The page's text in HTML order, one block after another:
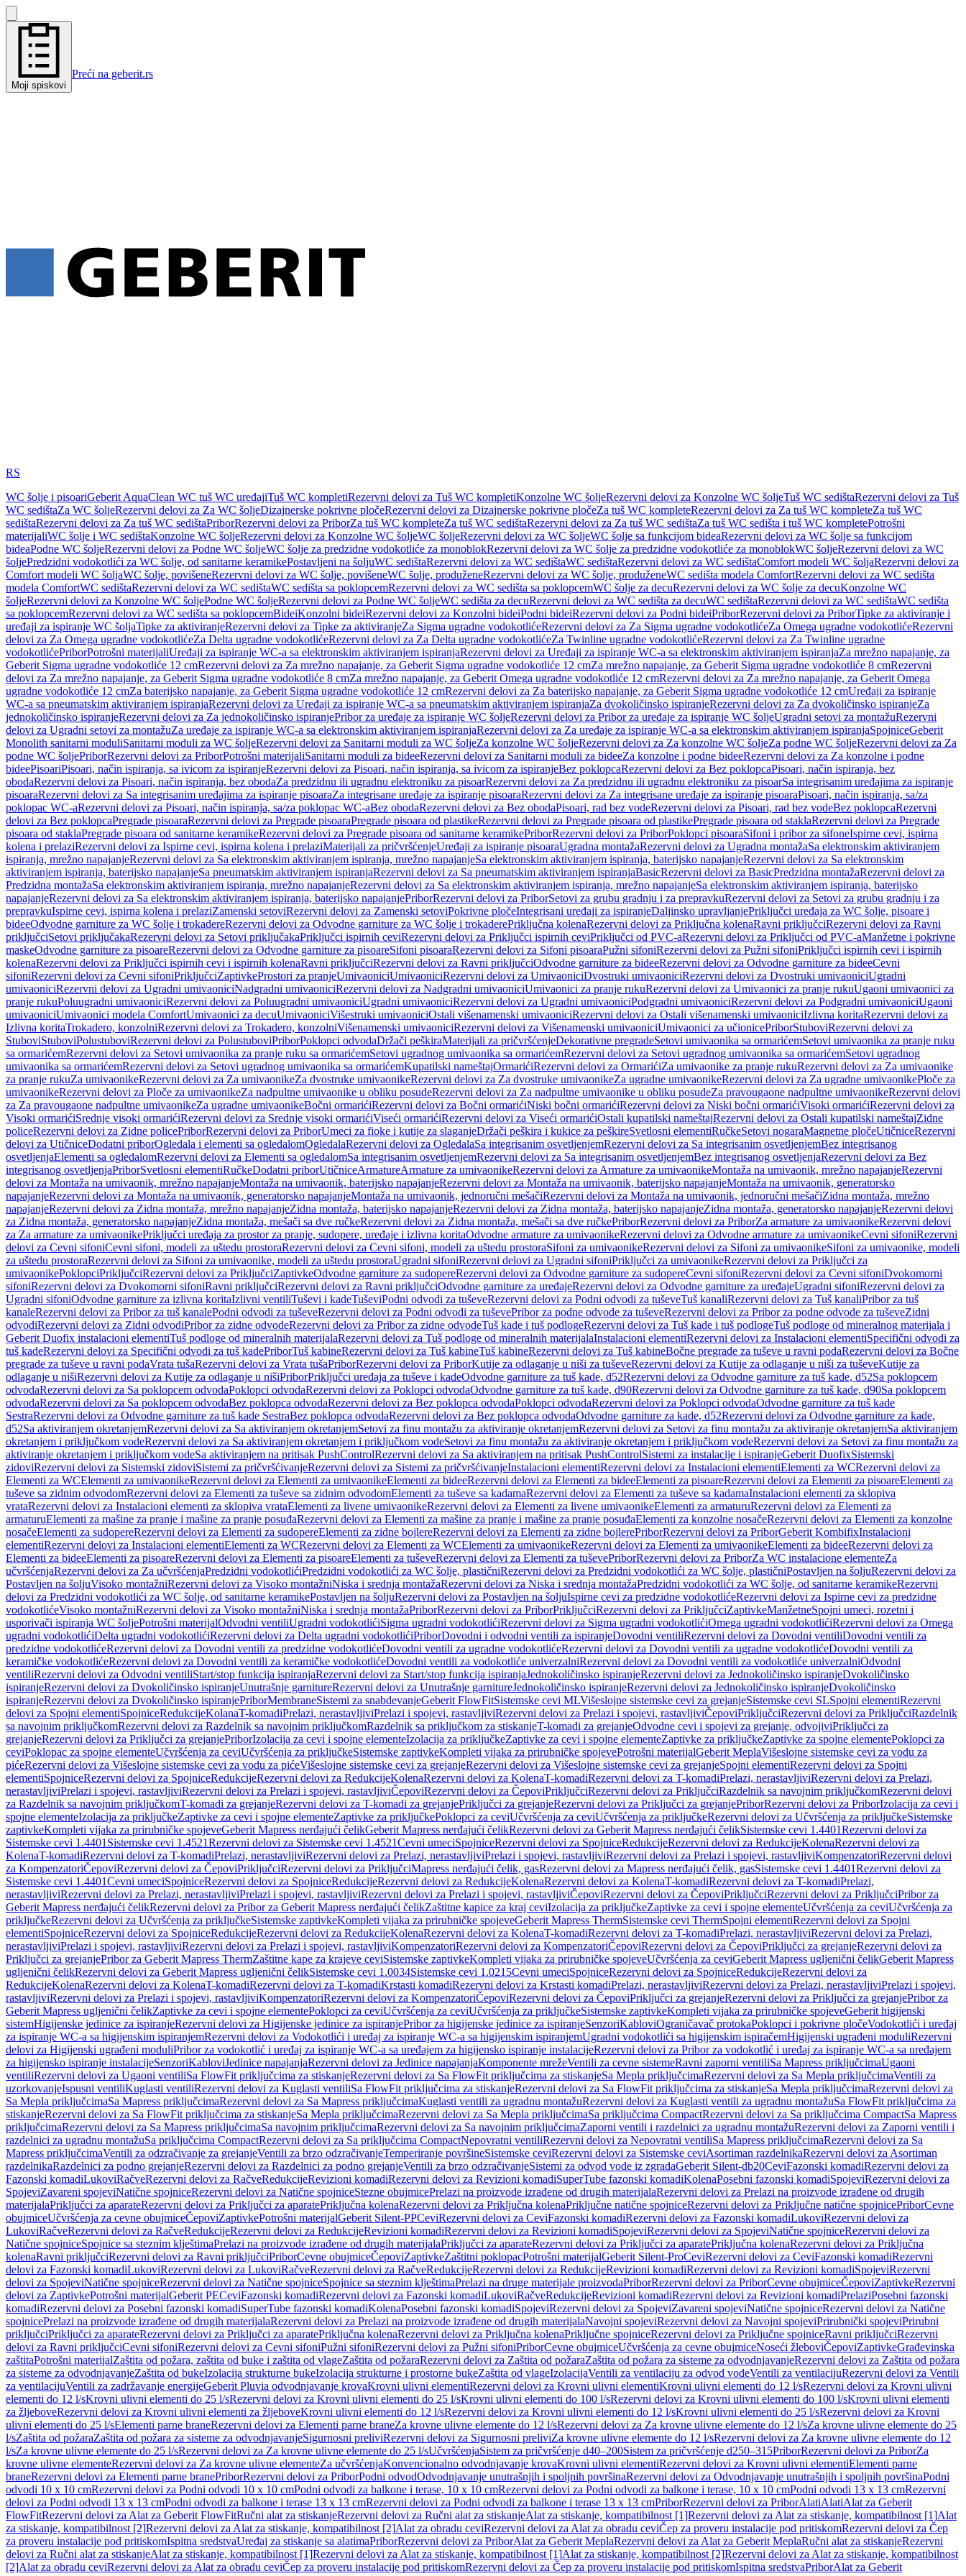
Moji spiskovi
Preći na geberit.rs
RS
WC šolje i pisoariGeberit AquaClean WC tuš WC uređajiTuš WC kompletiRezervni delovi za Tuš WC kompletiKonzolne WC šoljeRezervni delovi za Konzolne WC šoljeTuš WC sedištaRezervni delovi za Tuš
WC sedištaZa WC šoljeRezervni delovi za Za WC šoljeDizajnerske pokrivne pločeRezervni delovi za Dizajnerske pokrivne pločeZa tuš WC kompleteRezervni delovi za Za tuš WC kompleteZa tuš WC
sedištaRezervni delovi za Za tuš WC sedištaPriborRezervni delovi za PriborZa tuš WC kompleteZa tuš WC sedištaRezervni delovi za Za tuš WC sedištaZa tuš WC sedišta i tuš WC kompletePotrošni
materijaliWC šolje i WC sedištaKonzolne WC šoljeRezervni delovi za Konzolne WC šoljeWC šoljeRezervni delovi za WC šoljeWC šolje sa funkcijom bideaRezervni delovi za WC šolje sa funkcijom
bideaPodne WC šoljeRezervni delovi za Podne WC šoljeWC šolje za predzidne vodokotliće za monoblokRezervni delovi za WC šolje za predzidne vodokotliće za monoblokWC šoljeRezervni delovi za WC
šoljePredzidni vodokotlići za WC šolje, od sanitarne keramikePostavljeni na šoljuWC sedištaRezervni delovi za WC sedištaWC sedištaRezervni delovi za WC sedištaComfort modeli WC šoljaRezervni delovi za
Comfort modeli WC šoljaWC šolje, povišeneRezervni delovi za WC šolje, povišeneWC šolje, produženeRezervni delovi za WC šolje, produženeWC sedišta modela ComfortRezervni delovi za WC sedišta
modela ComfortWC sedištaRezervni delovi za WC sedištaWC sedišta sa poklopcemRezervni delovi za WC sedišta sa poklopcemWC šolje za decuRezervni delovi za WC šolje za decuKonzolne WC
šoljeRezervni delovi za Konzolne WC šoljePodne WC šoljeRezervni delovi za Podne WC šoljeWC sedišta za decuRezervni delovi za WC sedišta za decuWC sedištaRezervni delovi za WC sedištaWC sedišta
sa poklopcemRezervni delovi za WC sedišta sa poklopcemBideiKonzolni bideiRezervni delovi za Konzolni bideiPodni bideiRezervni delovi za Podni bideiPriborRezervni delovi za PriborTipke za aktiviranje i
uređaji za ispiranje WC šoljaTipke za aktiviranjeRezervni delovi za Tipke za aktiviranjeZa Sigma ugradne vodokotlićeRezervni delovi za Za Sigma ugradne vodokotlićeZa Omega ugradne vodokotlićeRezervni
delovi za Za Omega ugradne vodokotlićeZa Delta ugradne vodokotlićeRezervni delovi za Za Delta ugradne vodokotlićeZa Twinline ugradne vodokotlićeRezervni delovi za Za Twinline ugradne
vodokotlićePriborPotrošni materijaliUređaji za ispiranje WC-a sa elektronskim aktiviranjem ispiranjaRezervni delovi za Uređaji za ispiranje WC-a sa elektronskim aktiviranjem ispiranjaZa mrežno napajanje, za
Geberit Sigma ugradne vodokotliće 12 cmRezervni delovi za Za mrežno napajanje, za Geberit Sigma ugradne vodokotliće 12 cmZa mrežno napajanje, za Geberit Sigma ugradne vodokotliće 8 cmRezervni
delovi za Za mrežno napajanje, za Geberit Sigma ugradne vodokotliće 8 cmZa mrežno napajanje, za Geberit Omega ugradne vodokotliće 12 cmRezervni delovi za Za mrežno napajanje, za Geberit Omega
ugradne vodokotliće 12 cmZa baterijsko napajanje, za Geberit Sigma ugradne vodokotliće 12 cmRezervni delovi za Za baterijsko napajanje, za Geberit Sigma ugradne vodokotliće 12 cmUređaji za ispiranje
WC-a sa pneumatskim aktiviranjem ispiranjaRezervni delovi za Uređaji za ispiranje WC-a sa pneumatskim aktiviranjem ispiranjaZa dvokoličinsko ispiranjeRezervni delovi za Za dvokoličinsko ispiranjeZa
jednokoličinsko ispiranjeRezervni delovi za Za jednokoličinsko ispiranjePribor za uređaje za ispiranje WC šoljeRezervni delovi za Pribor za uređaje za ispiranje WC šoljeUgradni setovi za montažuRezervni
delovi za Ugradni setovi za montažuZa uređaje za ispiranje WC-a sa elektronskim aktiviranjem ispiranjaRezervni delovi za Za uređaje za ispiranje WC-a sa elektronskim aktiviranjem ispiranjaSpojniceGeberit
Monolith sanitarni moduliSanitarni moduli za WC šoljeRezervni delovi za Sanitarni moduli za WC šoljeZa konzolne WC šoljeRezervni delovi za Za konzolne WC šoljeZa podne WC šoljeRezervni delovi za Za
podne WC šoljePriborRezervni delovi za PriborPotrošni materijaliSanitarni moduli za bideeRezervni delovi za Sanitarni moduli za bideeZa konzolne i podne bideeRezervni delovi za Za konzolne i podne
bideePisoariPisoari, način ispiranja, sa ivicom za ispiranjeRezervni delovi za Pisoari, način ispiranja, sa ivicom za ispiranjeBez poklopcaRezervni delovi za Bez poklopcaPisoari, način ispiranja, bez
obodaRezervni delovi za Pisoari, način ispiranja, bez obodaZa predzidnu ili ugradnu elektroniku za pisoarRezervni delovi za Za predzidnu ili ugradnu elektroniku za pisoarSa integrisanim uređajima za ispiranje
pisoaraRezervni delovi za Sa integrisanim uređajima za ispiranje pisoaraZa integrisane uređaje za ispiranje pisoaraRezervni delovi za Za integrisane uređaje za ispiranje pisoaraPisoari, način ispiranja, sa/za
poklopac WC-aRezervni delovi za Pisoari, način ispiranja, sa/za poklopac WC-aBez obodaRezervni delovi za Bez obodaPisoari, rad bez vodeRezervni delovi za Pisoari, rad bez vodeBez poklopcaRezervni
delovi za Bez poklopcaPregrade pisoaraRezervni delovi za Pregrade pisoaraPregrade pisoara od plastikeRezervni delovi za Pregrade pisoara od plastikePregrade pisoara od staklaRezervni delovi za Pregrade
pisoara od staklaPregrade pisoara od sanitarne keramikeRezervni delovi za Pregrade pisoara od sanitarne keramikePriborRezervni delovi za PriborPoklopci pisoaraSifoni i pribor za sifoneIspirne cevi, ispirna
kolena i prelaziRezervni delovi za Ispirne cevi, ispirna kolena i prelaziMaterijali za pričvršćenjeUređaji za ispiranje pisoaraUgradna montažaRezervni delovi za Ugradna montažaSa elektronskim aktiviranjem
ispiranja, mrežno napajanjeRezervni delovi za Sa elektronskim aktiviranjem ispiranja, mrežno napajanjeSa elektronskim aktiviranjem ispiranja, baterijsko napajanjeRezervni delovi za Sa elektronskim
aktiviranjem ispiranja, baterijsko napajanjeSa pneumatskim aktiviranjem ispiranjaRezervni delovi za Sa pneumatskim aktiviranjem ispiranjaBasicRezervni delovi za BasicPredzidna montažaRezervni delovi za
Predzidna montažaSa elektronskim aktiviranjem ispiranja, mrežno napajanjeRezervni delovi za Sa elektronskim aktiviranjem ispiranja, mrežno napajanjeSa elektronskim aktiviranjem ispiranja, baterijsko
napajanjeRezervni delovi za Sa elektronskim aktiviranjem ispiranja, baterijsko napajanjePriborRezervni delovi za PriborSetovi za grubu gradnju i za prepravkuRezervni delovi za Setovi za grubu gradnju i za
prepravkuIspirne cevi, ispirna kolena i prelaziZamenski setoviRezervni delovi za Zamenski setoviPokrivne pločeIntegrisani uređaji za ispiranjeDaljinsko upravljanjePriključci uređaja za WC šolje, pisoare i
bideeOdvodne garniture za WC šolje i trokadereRezervni delovi za Odvodne garniture za WC šolje i trokaderePriključna kolenaRezervni delovi za Priključna kolenaRavni priključciRezervni delovi za Ravni
priključciSetovi priključakaRezervni delovi za Setovi priključakaPriključci ispirnih ceviRezervni delovi za Priključci ispirnih ceviPriključci od PVC-aRezervni delovi za Priključci od PVC-aManžetne i pokrivne
maskeOdvodne garniture za pisoareRezervni delovi za Odvodne garniture za pisoareSifoni pisoaraRezervni delovi za Sifoni pisoaraPužni sifoniRezervni delovi za Pužni sifoniPriključci ispirnih cevi i ispirnih
kolenaRezervni delovi za Priključci ispirnih cevi i ispirnih kolenaRavni priključciRezervni delovi za Ravni priključciOdvodne garniture za bideeRezervni delovi za Odvodne garniture za bideeCevni
sifoniRezervni delovi za Cevni sifoniPriključciZaptivkeProstori za pranjeUmivaoniciUmivaoniciRezervni delovi za UmivaoniciDvostruki umivaoniciRezervni delovi za Dvostruki umivaoniciUgradni
umivaoniciRezervni delovi za Ugradni umivaoniciNadgradni umivaoniciRezervni delovi za Nadgradni umivaoniciUmivaonici za pranje rukuRezervni delovi za Umivaonici za pranje rukuUgaoni umivaonici za
pranje rukuPoluugradni umivaoniciRezervni delovi za Poluugradni umivaoniciUgradni umivaoniciRezervni delovi za Ugradni umivaoniciPodgradni umivaoniciRezervni delovi za Podgradni umivaoniciUgaoni
umivaoniciUmivaonici modela ComfortUmivaonici za decuUmivaoniciVišestruki umivaoniciOstali višenamenski umivaoniciRezervni delovi za Ostali višenamenski umivaoniciIzlivna koritaRezervni delovi za
Izlivna koritaTrokadero, konzolniRezervni delovi za Trokadero, konzolniVišenamenski umivaoniciRezervni delovi za Višenamenski umivaoniciUmivaonici za učionicePriborStuboviRezervni delovi za
StuboviStuboviPolustuboviRezervni delovi za PolustuboviPriborPoklopci odvodaDržači peškiraMaterijali za pričvršćenjeDekorativne pregradeSetovi umivaonika sa ormarićemSetovi umivaonika za pranje ruku
sa ormarićemRezervni delovi za Setovi umivaonika za pranje ruku sa ormarićemSetovi ugradnog umivaonika sa ormarićemRezervni delovi za Setovi ugradnog umivaonika sa ormarićemSetovi ugradnog
umivaonika sa ormarićemRezervni delovi za Setovi ugradnog umivaonika sa ormarićemKupatilski nameštajOrmarićiRezervni delovi za OrmarićiZa umivaonike za pranje rukuRezervni delovi za Za umivaonike
za pranje rukuZa umivaonikeRezervni delovi za Za umivaonikeZa dvostruke umivaonikeRezervni delovi za Za dvostruke umivaonikeZa ugradne umivaonikeRezervni delovi za Za ugradne umivaonikePloče za
umivaonikeRezervni delovi za Ploče za umivaonikeZa nadpultne umivaonike u obliku posudeRezervni delovi za Za nadpultne umivaonike u obliku posudeZa pravougaone nadpultne umivaonikeRezervni delovi
za Za pravougaone nadpultne umivaonikeZa ugradne umivaonikeBočni ormarićiRezervni delovi za Bočni ormarićiNiski bočni ormarićiRezervni delovi za Niski bočni ormarićiVisoki ormarićiRezervni delovi za
Visoki ormarićiSrednje visoki ormarićiRezervni delovi za Srednje visoki ormarićiViseći ormarićiRezervni delovi za Viseći ormarićiOstali kupatilski nameštajRezervni delovi za Ostali kupatilski nameštajZidne
policeRezervni delovi za Zidne policePriborRezervni delovi za PriborUmeci za fioke i kutije za slaganjeDržači peškira i kukice za peškireSvetlosni elementiRučkeSetovi nogaraMagnetne pločeUtičniceRezervni
delovi za UtičniceDodatni priborOgledala i elementi sa ogledalomOgledalaRezervni delovi za OgledalaSa integrisanim osvetljenjemRezervni delovi za Sa integrisanim osvetljenjemBez integrisanog
osvetljenjaElementi sa ogledalomRezervni delovi za Elementi sa ogledalomSa integrisanim osvetljenjemRezervni delovi za Sa integrisanim osvetljenjemBez integrisanog osvetljenjaRezervni delovi za Bez
integrisanog osvetljenjaPriborSvetlosni elementiRučkeDodatni priborUtičniceArmatureArmature za umivaonikeRezervni delovi za Armature za umivaonikeMontaža na umivaonik, mrežno napajanjeRezervni
delovi za Montaža na umivaonik, mrežno napajanjeMontaža na umivaonik, baterijsko napajanjeRezervni delovi za Montaža na umivaonik, baterijsko napajanjeMontaža na umivaonik, generatorsko
napajanjeRezervni delovi za Montaža na umivaonik, generatorsko napajanjeMontaža na umivaonik, jednoručni mešačiRezervni delovi za Montaža na umivaonik, jednoručni mešačiZidna montaža, mrežno
napajanjeRezervni delovi za Zidna montaža, mrežno napajanjeZidna montaža, baterijsko napajanjeRezervni delovi za Zidna montaža, baterijsko napajanjeZidna montaža, generatorsko napajanjeRezervni delovi
za Zidna montaža, generatorsko napajanjeZidna montaža, mešači sa dve ručkeRezervni delovi za Zidna montaža, mešači sa dve ručkePriborRezervni delovi za PriborZa armature za umivaonikeRezervni delovi
za Za armature za umivaonikePriključci uređaja za prostor za pranje, sudopere, uređaje i izlivna koritaOdvodne armature za umivaonikeRezervni delovi za Odvodne armature za umivaonikeCevni sifoniRezervni
delovi za Cevni sifoniCevni sifoni, modeli za uštedu prostoraRezervni delovi za Cevni sifoni, modeli za uštedu prostoraSifoni za umivaonikeRezervni delovi za Sifoni za umivaonikeSifoni za umivaonike, modeli
za uštedu prostoraRezervni delovi za Sifoni za umivaonike, modeli za uštedu prostoraUgradni sifoniRezervni delovi za Ugradni sifoniPriključci za umivaonikeRezervni delovi za Priključci za
umivaonikePoklopciPriključciRezervni delovi za PriključciZaptivkeOdvodne garniture za sudopereRezervni delovi za Odvodne garniture za sudopereCevni sifoniRezervni delovi za Cevni sifoniDvokomorni
sifoniRezervni delovi za Dvokomorni sifoniRavni priključciRezervni delovi za Ravni priključciOdvodne garniture za uređajeRezervni delovi za Odvodne garniture za uređajeUgradni sifoniRezervni delovi za
Ugradni sifoniOdvodne garniture za izlivna koritaIzlivni ventiliTuševi i kadeTuševiPodni odvodi za tuševeRezervni delovi za Podni odvodi za tuševeTuš kanaliRezervni delovi za Tuš kanaliPribor za tuš
kanaleRezervni delovi za Pribor za tuš kanalePodni odvodi za tuševeRezervni delovi za Podni odvodi za tuševePribor za podne odvode za tuševeRezervni delovi za Pribor za podne odvode za tuševeZidni
odvodiRezervni delovi za Zidni odvodiPribor za zidne odvodeRezervni delovi za Pribor za zidne odvodeTuš kade i tuš podlogeRezervni delovi za Tuš kade i tuš podlogeTuš podloge od mineralnog materijala i
Geberit Duofix instalacioni elementiTuš podloge od mineralnih materijalaRezervni delovi za Tuš podloge od mineralnih materijalaInstalacioni elementiRezervni delovi za Instalacioni elementiSpecifični odvodi za
tuš kadeRezervni delovi za Specifični odvodi za tuš kadePriborTuš kabineRezervni delovi za Tuš kabineTuš kabineRezervni delovi za Tuš kabineBočne pregrade za tuševe u ravni podaRezervni delovi za Bočne
pregrade za tuševe u ravni podaVrata tušaRezervni delovi za Vrata tušaPriborRezervni delovi za PriborKutije za odlaganje u niši za tuševeRezervni delovi za Kutije za odlaganje u niši za tuševeKutije za
odlaganje u nišiRezervni delovi za Kutije za odlaganje u nišiPriborPriključci uređaja za tuševe i kadeOdvodne garniture za tuš kade, d52Rezervni delovi za Odvodne garniture za tuš kade, d52Sa poklopcem
odvodaRezervni delovi za Sa poklopcem odvodaPoklopci odvodaRezervni delovi za Poklopci odvodaOdvodne garniture za tuš kade, d90Rezervni delovi za Odvodne garniture za tuš kade, d90Sa poklopcem
odvodaRezervni delovi za Sa poklopcem odvodaBez poklopca odvodaRezervni delovi za Bez poklopca odvodaPoklopci odvodaRezervni delovi za Poklopci odvodaOdvodne garniture za tuš kade
SestraRezervni delovi za Odvodne garniture za tuš kade SestraBez poklopca odvodaRezervni delovi za Bez poklopca odvodaOdvodne garniture za kade, d52Rezervni delovi za Odvodne garniture za kade,
d52Sa aktiviranjem okretanjemRezervni delovi za Sa aktiviranjem okretanjemSetovi za finu montažu za aktiviranje okretanjemRezervni delovi za Setovi za finu montažu za aktiviranje okretanjemSa aktiviranjem
okretanjem i priključkom vodeRezervni delovi za Sa aktiviranjem okretanjem i priključkom vodeSetovi za finu montažu za aktiviranje okretanjem i priključkom vodeRezervni delovi za Setovi za finu montažu za
aktiviranje okretanjem i priključkom vodeSa aktiviranjem na pritisak PushControlRezervni delovi za Sa aktiviranjem na pritisak PushControlSistemi za instalacije i ispiranjeGeberit DuofixSistemski
zidoviRezervni delovi za Sistemski zidoviSistemi za pričvršćivanjeRezervni delovi za Sistemi za pričvršćivanjeInstalacioni elementiRezervni delovi za Instalacioni elementiElementi za WCRezervni delovi za
Elementi za WCElementi za umivaonikeRezervni delovi za Elementi za umivaonikeElementi za bideeRezervni delovi za Elementi za bideeElementi za pisoareRezervni delovi za Elementi za pisoareElementi za
tuševe sa zidnim odvodomRezervni delovi za Elementi za tuševe sa zidnim odvodomElementi za tuševe sa kadamaRezervni delovi za Elementi za tuševe sa kadamaInstalacioni elementi za sklopiva
vrataRezervni delovi za Instalacioni elementi za sklopiva vrataElementi za livene umivaonikeRezervni delovi za Elementi za livene umivaonikeElementi za armaturuRezervni delovi za Elementi za
armaturuElementi za mašine za pranje i mašine za pranje posuđaRezervni delovi za Elementi za mašine za pranje i mašine za pranje posuđaElementi za konzolne nosačeRezervni delovi za Elementi za konzolne
nosačeElementi za sudopereRezervni delovi za Elementi za sudopereElementi za zidne bojlereRezervni delovi za Elementi za zidne bojlerePriborRezervni delovi za PriborGeberit KombifixInstalacioni
elementiRezervni delovi za Instalacioni elementiElementi za WCRezervni delovi za Elementi za WCElementi za umivaonikeRezervni delovi za Elementi za umivaonikeElementi za bideeRezervni delovi za
Elementi za bideeElementi za pisoareRezervni delovi za Elementi za pisoareElementi za tuševeRezervni delovi za Elementi za tuševePriborRezervni delovi za PriborZa WC instalacione elementeZa
učvršćenjaRezervni delovi za Za učvršćenjaPredzidni vodokotlićiPredzidni vodokotlići za WC šolje, plastičniRezervni delovi za Predzidni vodokotlići za WC šolje, plastičniPostavljen na šoljuRezervni delovi za
Postavljen na šoljuVisoko montažniRezervni delovi za Visoko montažniNiska i srednja montažaRezervni delovi za Niska i srednja montažaPredzidni vodokotlići za WC šolje, od sanitarne keramikeRezervni
delovi za Predzidni vodokotlići za WC šolje, od sanitarne keramikePostavljen na šoljuRezervni delovi za Postavljen na šoljuIspirne cevi za predzidne vodokotlićeRezervni delovi za Ispirne cevi za predzidne
vodokotlićeVisoko montažniRezervni delovi za Visoko montažniNiska i srednja montažaPriborRezervni delovi za PriborPriključciRezervni delovi za PriključciZaptivkeManžetneSpojni umeci, rozetni i
usporivači ispiranja WC šoljePotrošni materijalOdvodni ventiliUgradni vodokotlićiSigma ugradni vodokotlićiRezervni delovi za Sigma ugradni vodokotlićiOmega ugradni vodokotlićiRezervni delovi za Omega
ugradni vodokotlićiDelta ugradni vodokotlićiRezervni delovi za Delta ugradni vodokotlićiPriborDovodni i odvodni ventili za ispiranjeDovodni ventiliRezervni delovi za Dovodni ventiliDovodni ventili za
predzidne vodokotlićeRezervni delovi za Dovodni ventili za predzidne vodokotlićeDovodni ventili za ugradne vodokotlićeRezervni delovi za Dovodni ventili za ugradne vodokotlićeDovodni ventili za
keramičke vodokotlićeRezervni delovi za Dovodni ventili za keramičke vodokotlićeDovodni ventili za vodokotliće univerzalniRezervni delovi za Dovodni ventili za vodokotliće univerzalniOdvodni
ventiliRezervni delovi za Odvodni ventiliStart/stop funkcija ispiranjaRezervni delovi za Start/stop funkcija ispiranjaJednokoličinsko ispiranjeRezervni delovi za Jednokoličinsko ispiranjeDvokoličinsko
ispiranjeRezervni delovi za Dvokoličinsko ispiranjeUnutrašnje garnitureRezervni delovi za Unutrašnje garnitureJednokoličinsko ispiranjeRezervni delovi za Jednokoličinsko ispiranjeDvokoličinsko
ispiranjeRezervni delovi za Dvokoličinsko ispiranjePriborMembraneSistemi za snabdevanjeGeberit FlowFitSistemske cevi MLVišeslojne sistemske cevi za grejanjeSistemske cevi SLSpojni elementiRezervni
delovi za Spojni elementiSpojniceRedukcijeKolanaT-komadiPrelazi, nerastavljiviPrelazi i spojevi, rastavljiviRezervni delovi za Prelazi i spojevi, rastavljiviČepoviPriključciRezervni delovi za PriključciRazdelnik
sa navojnim priključkomRezervni delovi za Razdelnik sa navojnim priključkomRazdelnik sa priključkom za stiskanjeT-komadi za grejanjeOdvodne cevi i spojevi za grejanje, odvojiviPriključci za
grejanjeRezervni delovi za Priključci za grejanjePriborIzolacija za cevi i spojne elementeIzolacija za priključkeZaptivke za cevi i spojne elementeZaptivke za priključkeZaptivke za spojne elementePoklopci za
ceviPoklopac za spojne elementeUčvršćenja za ceviUčvršćenja za priključkeSistemske zaptivkeKompleti vijaka za prirubničke spojevePotrošni materijalGeberit MeplaVišeslojne sistemske cevi za vodu za
pićeRezervni delovi za Višeslojne sistemske cevi za vodu za pićeVišeslojne sistemske cevi za grejanjeRezervni delovi za Višeslojne sistemske cevi za grejanjeSpojni elementiRezervni delovi za Spojni
elementiSpojniceRezervni delovi za SpojniceRedukcijeRezervni delovi za RedukcijeKolenaRezervni delovi za KolenaT-komadiRezervni delovi za T-komadiPrelazi, nerastavljiviRezervni delovi za Prelazi,
nerastavljiviPrelazi i spojevi, rastavljiviRezervni delovi za Prelazi i spojevi, rastavljiviČepoviRezervni delovi za ČepoviPriključciRezervni delovi za PriključciRazdelnik sa navojnim priključkomRezervni delovi
za Razdelnik sa navojnim priključkomT-komadi za grejanjeRezervni delovi za T-komadi za grejanjePriključci za grejanjeRezervni delovi za Priključci za grejanjePriborRezervni delovi za PriborIzolacija za cevi i
spojne elementeIzolacija za priključkeZaptivke za cevi i spojne elementeZaptivke za priključkePoklopci za ceviUčvršćenja za ceviUčvršćenja za priključkeRezervni delovi za Učvršćenja za priključkeSistemske
zaptivkeKompleti vijaka za prirubničke spojeveGeberit Mapress nerđajući čelikGeberit Mapress nerđajući čelikRezervni delovi za Geberit Mapress nerđajući čelikSistemske cevi 1.4401Rezervni delovi za
Sistemske cevi 1.4401 Sistemske cevi 1.4521Rezervni delovi za Sistemske cevi 1.4521Cevni umeciSpojniceRezervni delovi za SpojniceRedukcijeRezervni delovi za RedukcijeKolenaRezervni delovi za
KolenaT-komadiRezervni delovi za T-komadiPrelazi, nerastavljiviRezervni delovi za Prelazi, nerastavljiviPrelazi i spojevi, rastavljiviRezervni delovi za Prelazi i spojevi, rastavljiviKompenzatoriRezervni delovi
za KompenzatoriČepoviRezervni delovi za ČepoviPriključciRezervni delovi za PriključciMapress nerđajući čelik, gasRezervni delovi za Mapress nerđajući čelik, gasSistemske cevi 1.4401Rezervni delovi za
Sistemske cevi 1.4401Cevni umeciSpojniceRezervni delovi za SpojniceRedukcijeRezervni delovi za RedukcijeKolenaRezervni delovi za KolenaT-komadiRezervni delovi za T-komadiPrelazi,
nerastavljiviRezervni delovi za Prelazi, nerastavljiviPrelazi i spojevi, rastavljiviRezervni delovi za Prelazi i spojevi, rastavljiviČepoviRezervni delovi za ČepoviPriključciRezervni delovi za PriključciPribor za
Geberit Mapress nerđajući čelikRezervni delovi za Pribor za Geberit Mapress nerđajući čelikZaštitne kapice za kraj ceviIzolacija za priključkeZaptivke za cevi i spojne elementeUčvršćenja za ceviUčvršćenja za
priključkeRezervni delovi za Učvršćenja za priključkeSistemske zaptivkeKompleti vijaka za prirubničke spojeveGeberit Mapress ThermSistemske cevi ThermSpojni elementiRezervni delovi za Spojni
elementiSpojniceRezervni delovi za SpojniceRedukcijeRezervni delovi za RedukcijeKolenaRezervni delovi za KolenaT-komadiRezervni delovi za T-komadiPrelazi, nerastavljiviRezervni delovi za Prelazi,
nerastavljiviPrelazi i spojevi, rastavljiviRezervni delovi za Prelazi i spojevi, rastavljiviKompenzatoriRezervni delovi za KompenzatoriČepoviRezervni delovi za ČepoviPriključci za grejanjeRezervni delovi za
Priključci za grejanjePribor za Geberit Mapress ThermZaštitne kape za krajeve ceviSistemske zaptivkeKompleti vijaka za prirubničke spojeveUčvršćenja za ceviGeberit Mapress ugljenični čelikGeberit Mapress
ugljenični čelikRezervni delovi za Geberit Mapress ugljenični čelikSistemske cevi 1.0034Sistemske cevi 1.0215Cevni umeciSpojniceRezervni delovi za SpojniceRedukcijeRezervni delovi za
RedukcijeKolenaRezervni delovi za KolenaT-komadiRezervni delovi za T-komadiKrstasti komadiRezervni delovi za Krstasti komadiPrelazi, nerastavljiviRezervni delovi za Prelazi, nerastavljiviPrelazi i spojevi,
rastavljiviRezervni delovi za Prelazi i spojevi, rastavljiviKompenzatoriRezervni delovi za KompenzatoriČepoviRezervni delovi za ČepoviPriključci za grejanjeRezervni delovi za Priključci za grejanjePribor za
Geberit Mapress ugljenični čelikZaptivke za cevi i spojne elementePoklopci za ceviUčvršćenja za ceviUčvršćenja za priključkeSistemske zaptivkeKompleti vijaka za prirubničke spojeveGeberit higijenski
sistemHigijenske jedinice za ispiranjeRezervni delovi za Higijenske jedinice za ispiranjePribor za higijenske jedinice za ispiranjeSenzoriKabloviOgraničavač protokaPoklopci i pokrivne pločeVodokotlići i uređaj
za ispiranje WC-a sa higijenskim ispiranjemRezervni delovi za Vodokotlići i uređaj za ispiranje WC-a sa higijenskim ispiranjemUgradni vodokotlići sa higijenskim ispiračemHigijenski ugrađeni moduliRezervni
delovi za Higijenski ugrađeni moduliPribor za vodokotlić i uređaj za ispiranje WC-a sa uređajem za higijensko ispiranje instalacijeRezervni delovi za Pribor za vodokotlić i uređaj za ispiranje WC-a sa uređajem
za higijensko ispiranje instalacijeSenzoriKabloviJedinice napajanjaRezervni delovi za Jedinice napajanjaKomponente mrežeVentili za cevne sistemeRavni zaporni ventiliSa Mapress priključcimaUgaoni
ventiliRezervni delovi za Ugaoni ventiliSa FlowFit priključcima za stiskanjeRezervni delovi za Sa FlowFit priključcima za stiskanjeSa Mepla priključcimaRezervni delovi za Sa Mepla priključcimaVentili za
uzorkovanjeIspusni ventiliKuglasti ventiliRezervni delovi za Kuglasti ventiliSa FlowFit priključcima za stiskanjeRezervni delovi za Sa FlowFit priključcima za stiskanjeSa Mepla priključcimaRezervni delovi za
Sa Mepla priključcimaSa Mapress priključcimaRezervni delovi za Sa Mapress priključcimaKuglasti ventili za ugradnu montažuRezervni delovi za Kuglasti ventili za ugradnu montažuSa FlowFit priključcima za
stiskanjeRezervni delovi za Sa FlowFit priključcima za stiskanjeSa Mepla priključcimaRezervni delovi za Sa Mepla priključcimaSa priključcima CompactRezervni delovi za Sa priključcima CompactSa Mapress
priključcimaRezervni delovi za Sa Mapress priključcimaSa navojnim priključcimaRezervni delovi za Sa navojnim priključcimaZaporni ventili i razdelnici za ugradnu montažuRezervni delovi za Zaporni ventili i
razdelnici za ugradnu montažuSa priključcima CompactRezervni delovi za Sa priključcima CompactNepovratni ventiliRezervni delovi za Nepovratni ventiliSa Mapress priključcimaRezervni delovi za Sa
Mapress priključcimaVentili za odzračivanje za grejanjeVentili za brzo odzračivanjeTemperiranje površineSistemske ceviRezervni delovi za Sistemske ceviAsortiman razdelnikaRezervni delovi za Asortiman
razdelnikaRazdelnici za podno grejanjeRezervni delovi za Razdelnici za podno grejanjeVentili za brzo odzračivanjeSistemi za odvod vode iz zgradaGeberit Silent-db20CeviFazonski komadiRezervni delovi za
Fazonski komadiLukoviRačveRezervni delovi za RačveRedukcijeRevizioni komadiRezervni delovi za Revizioni komadiSuperTube fazonski komadiKolenaPosebni fazonski komadiSpojeviRezervni delovi za
SpojeviZavareni spojeviNatične spojniceRezervni delovi za Natične spojniceStezne obujmicePrelazi na proizvode izrađene od drugih materijalaRezervni delovi za Prelazi na proizvode izrađene od drugih
materijalaPriključci za aparateRezervni delovi za Priključci za aparatePriključna kolenaRezervni delovi za Priključna kolenaPriključne natične spojniceRezervni delovi za Priključne natične spojnicePriborCevne
obujmiceUčvršćenja za cevne obujmiceČepoviZaptivkePotrošni materijalGeberit Silent-PPCeviRezervni delovi za CeviFazonski komadiRezervni delovi za Fazonski komadiLukoviRezervni delovi za
LukoviRačveRezervni delovi za RačveRedukcijeRezervni delovi za RedukcijeRevizioni komadiRezervni delovi za Revizioni komadiSpojeviRezervni delovi za SpojeviNatične spojniceRezervni delovi za
Natične spojniceSpojnice sa steznim klještimaPrelazi na proizvode izrađene od drugih materijalaPriključci za aparateRezervni delovi za Priključci za aparatePriključna kolenaRezervni delovi za Priključna
kolenaRavni priključciRezervni delovi za Ravni priključciPriborCevne obujmiceČepoviZaptivkeZaštitni poklopacPotrošni materijalGeberit Silent-ProCeviRezervni delovi za CeviFazonski komadiRezervni
delovi za Fazonski komadiLukoviRezervni delovi za LukoviRačveRezervni delovi za RačveRedukcijeRezervni delovi za RedukcijeRevizioni komadiRezervni delovi za Revizioni komadiSpojeviRezervni
delovi za SpojeviNatične spojniceRezervni delovi za Natične spojniceSpojnice sa steznim klještimaPrelazi na druge materijale proizvodaPriborRezervni delovi za PriborCevne obujmiceČepoviZaptivkeRezervni
delovi za ZaptivkePotrošni materijalGeberit PECeviFazonski komadiRezervni delovi za Fazonski komadiLukoviRačveRedukcijeRevizioni komadiRezervni delovi za Revizioni komadiPrelaziPosebni fazonski
komadiRezervni delovi za Posebni fazonski komadiSuperTube fazonski komadiKolenaPosebni fazonski komadiSpojeviRezervni delovi za SpojeviZavareni spojeviNatične spojniceRezervni delovi za Natične
spojnicePrelazi na proizvode izrađene od drugih materijalaRezervni delovi za Prelazi na proizvode izrađene od drugih materijalaNavojni spojeviRezervni delovi za Navojni spojeviPrirubnički spojeviPrirubni
priključciPriključci za aparateRezervni delovi za Priključci za aparatePriključna kolenaRezervni delovi za Priključna kolenaPriključne spojniceRezervni delovi za Priključne spojniceRavni priključciRezervni
delovi za Ravni priključciCevni sifoniRezervni delovi za Cevni sifoniPužni sifoniRezervni delovi za Pužni sifoniPriborCevne obujmiceUčvršćenja za cevne obujmiceNoseći žleboviČepoviZaptivkeGrađevinska
zaštitaPotrošni materijalZaštita od požara, zaštita od buke i zaštita od vlageZaštita od požaraRezervni delovi za Zaštita od požaraZaštita od požara za sisteme za odvodnjavanjeRezervni delovi za Zaštita od požara
za sisteme za odvodnjavanjeZaštita od bukeIzolacija strukturne bukeIzolacija strukturne i prostorne bukeZaštita od vlageIzolacijaVentili za ventilaciju za odvod vodeVentili za ventilacijuRezervni delovi za Ventili
za ventilacijuVentili za zadržavanje energijeGeberit Pluvia odvodnjavanje krovaKrovni ulivni elementiRezervni delovi za Krovni ulivni elementiKrovni ulivni elementi do 12 l/sRezervni delovi za Krovni ulivni
elementi do 12 l/sKrovni ulivni elementi do 25 l/sRezervni delovi za Krovni ulivni elementi do 25 l/sKrovni ulivni elementi do 100 l/sRezervni delovi za Krovni ulivni elementi do 100 l/sKrovni ulivni elementi
za žljeboveRezervni delovi za Krovni ulivni elementi za žljeboveKrovni ulivni elementi do 12 l/sRezervni delovi za Krovni ulivni elementi do 12 l/sKrovni ulivni elementi do 25 l/sRezervni delovi za Krovni
ulivni elementi do 25 l/sElementi parne braneRezervni delovi za Elementi parne braneZa krovne ulivne elemente do 12 l/sRezervni delovi za Za krovne ulivne elemente do 12 l/sZa krovne ulivne elemente do 25
l/sZaštita od požaraZaštita od požara za sisteme za odvodnjavanjeSigurnosni preliviRezervni delovi za Sigurnosni preliviZa krovne ulivne elemente do 12 l/sRezervni delovi za Za krovne ulivne elemente do 12
l/sZa krovne ulivne elemente do 25 l/sRezervni delovi za Za krovne ulivne elemente do 25 l/sUčvršćenjaSistem za pričvršćenje d40–200Sistem za pričvršćenje d250–315PriborRezervni delovi za PriborZa
krovne ulivne elementeRezervni delovi za Za krovne ulivne elementeZa učvršćenjaKonvencionalno odvodnjavanje krovaKrovni ulivni elementiRezervni delovi za Krovni ulivni elementiElementi parne
braneRezervni delovi za Elementi parne branePriborRezervni delovi za PriborPodni odvodOdvodnjavanje unutrašnjih i spoljnih površinaRezervni delovi za Odvodnjavanje unutrašnjih i spoljnih površinaPodni
odvodi 10 x 10 cmRezervni delovi za Podni odvodi 10 x 10 cmPodni odvodi za balkone i terase, 10 x 10 cmRezervni delovi za Podni odvodi za balkone i terase, 10 x 10 cmPodni odvodi 13 x 13 cmRezervni
delovi za Podni odvodi 13 x 13 cmPodni odvodi za balkone i terase 13 x 13 cmRezervni delovi za Podni odvodi za balkone i terase 13 x 13 cmPriborRezervni delovi za PriborAlatiAlatiAlat za Geberit
FlowFitRezervni delovi za Alat za Geberit FlowFitRučni alat za stiskanjeRezervni delovi za Ručni alat za stiskanjeAlat za stiskanje, kompatibilnost [1]Rezervni delovi za Alat za stiskanje, kompatibilnost [1]Alat
za stiskanje, kompatibilnost [2]Rezervni delovi za Alat za stiskanje, kompatibilnost [2]Alat za obradu ceviRezervni delovi za Alat za obradu ceviČep za proveru instalacije pod pritiskomRezervni delovi za Čep
za proveru instalacije pod pritiskomIspitna sredstvaUređaj za stiskanje sa alatimaPriborRezervni delovi za PriborAlat za Geberit MeplaRezervni delovi za Alat za Geberit MeplaRučni alat za stiskanjeRezervni
delovi za Ručni alat za stiskanjeAlat za stiskanje, kompatibilnost [1]Rezervni delovi za Alat za stiskanje, kompatibilnost [1]Alat za stiskanje, kompatibilnost [2]Rezervni delovi za Alat za stiskanje, kompatibilnost
[2]Alat za obradu ceviRezervni delovi za Alat za obradu ceviČep za proveru instalacije pod pritiskomRezervni delovi za Čep za proveru instalacije pod pritiskomIspitna sredstvaPriborAlat za Geberit